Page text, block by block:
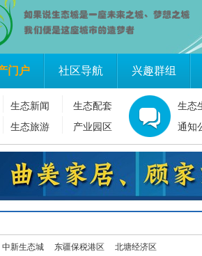
门户 社区导航 兴趣群组
生态新闻
生态配套
生态旅游 产业园区
生态
通知
中新生态城 东疆保税港区 北塘经济区